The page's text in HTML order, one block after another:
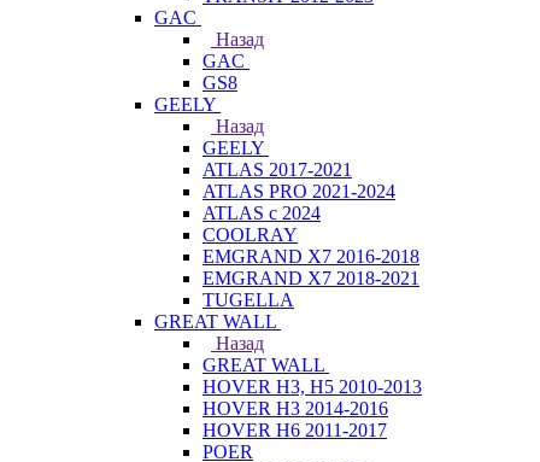
GAC
Назад
GAC
GS8
GEELY
Назад
GEELY
ATLAS 2017-2021
ATLAS PRO 2021-2024
ATLAS с 2024
COOLRAY
EMGRAND X7 2016-2018
EMGRAND X7 2018-2021
TUGELLA
GREAT WALL
Назад
GREAT WALL
HOVER H3, H5 2010-2013
HOVER H3 2014-2016
HOVER H6 2011-2017
POER